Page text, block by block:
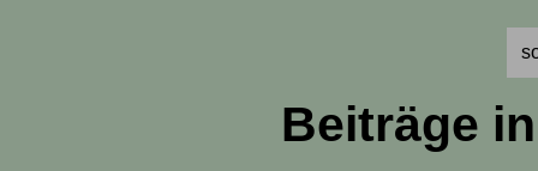
Beiträge